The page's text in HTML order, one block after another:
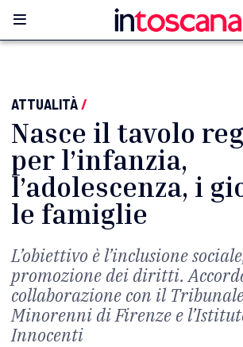
ATTUALITÀ/
Nasce il tavolo
per l’infanzia,
l’adolescenza, i
le famiglie
L’obiettivo è l’inclusione
promozione dei diritti.
collaborazione con il
Minorenni di Firenze e
Innocenti